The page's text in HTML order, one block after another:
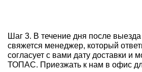
Шаг 3. В течение дня после
свяжется менеджер, который
согласует с вами дату доставки и
ТОПАС. Приезжать к нам в офис